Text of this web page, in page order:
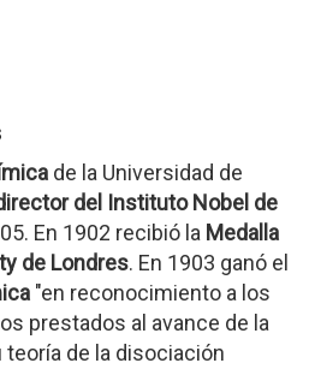
de la Universidad de
del Instituto Nobel de
En 1902 recibió la Medalla
de Londres. En 1903 ganó el
"en reconocimiento a los
prestados al avance de la
de la disociación